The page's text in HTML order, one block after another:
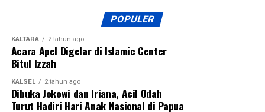
POPULER
KALTARA 2 tahun ago
Acara Apel Digelar di Islamic Center
Bitul Izzah
KALSEL 2 tahun ago
Dibuka Jokowi dan Iriana, Acil Odah
Turut Hadiri Hari Anak Nasional di Papua